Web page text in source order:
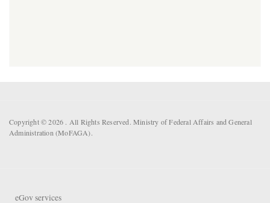
Copyright © 2026 . All Rights Reserved. Ministry of Federal Affairs and General
Administration (MoFAGA).
eGov services